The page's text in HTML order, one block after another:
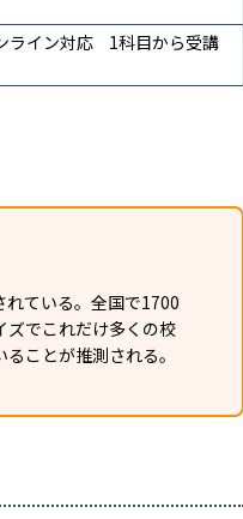
ライン対応
1科目から受講
ている。全国で1700
ズでこれだけ多くの校
ことが推測される。